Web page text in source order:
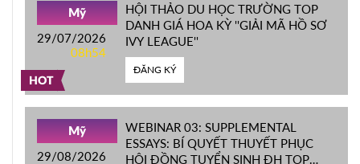
HOT
Mỹ
29/07/2026
08h54
HỘI THẢO DU HỌC TRƯỜNG TOP
DANH GIÁ HOA KỲ ''GIẢI MÃ HỒ SƠ
IVY LEAGUE''
ĐĂNG KÝ
Mỹ
29/08/2026
WEBINAR 03: SUPPLEMENTAL
ESSAYS: BÍ QUYẾT THUYẾT PHỤC
HỘI ĐỒNG TUYỂN SINH ĐH TOP